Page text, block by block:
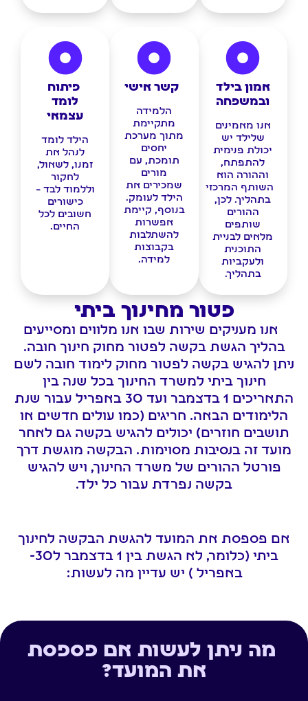
אמון בילד
ובמשפחה
אנו מאמינים
שלילד יש
יכולת פנימית
להתפתח,
וההורה הוא
השותף המרכזי
בתהליך. לכן,
ההורים
שותפים
מלאים לבניית
התוכנית
ולעקביות
בתהליך.
קשר אישי
הלמידה
מתקיימת
מתוך מערכת
יחסים
תומכת, עם
מורים
שמכירים את
הילד לעומק.
בנוסף, קיימת
אפשרות
להשתלבות
בקבוצות
למידה.
פיתוח
לומד
עצמאי
הילד לומד
לנהל את
זמנו, לשאול,
לחקור
וללמוד לבד –
כישורים
חשובים לכל
החיים.
פטור מחינוך ביתי
אנו מעניקים שירות שבו אנו מלווים ומסייעים
בהליך הגשת בקשה לפטור מחוק חינוך חובה.
ניתן להגיש בקשה לפטור מחוק לימוד חובה לשם
חינוך ביתי למשרד החינוך בכל שנה בין
התאריכים 1 בדצמבר ועד 30 באפריל עבור שנת
הלימודים הבאה. חריגים (כמו עולים חדשים או
תושבים חוזרים) יכולים להגיש בקשה גם לאחר
מועד זה בנסיבות מסוימות. הבקשה מוגשת דרך
פורטל ההורים של משרד החינוך, ויש להגיש
בקשה נפרדת עבור כל ילד.
אם פספסת את המועד להגשת הבקשה לחינוך
ביתי (כלומר, לא הגשת בין 1 בדצמבר ל30-
באפריל ) יש עדיין מה לעשות:
מה ניתן לעשות אם פספסת
את המועד?